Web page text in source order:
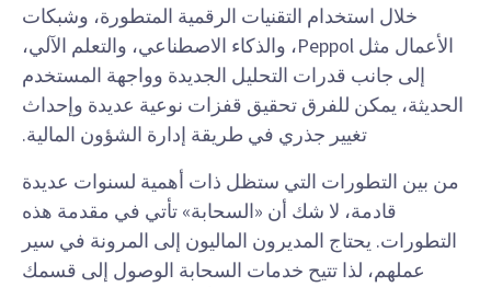
خلال استخدام التقنيات الرقمية المتطورة، وشبكات
الأعمال مثل Peppol، والذكاء الاصطناعي، والتعلم الآلي،
إلى جانب قدرات التحليل الجديدة وواجهة المستخدم
الحديثة، يمكن للفرق تحقيق قفزات نوعية عديدة وإحداث
تغيير جذري في طريقة إدارة الشؤون المالية.
من بين التطورات التي ستظل ذات أهمية لسنوات عديدة
قادمة، لا شك أن «السحابة» تأتي في مقدمة هذه
التطورات. يحتاج المديرون الماليون إلى المرونة في سير
عملهم، لذا تتيح خدمات السحابة الوصول إلى قسمك